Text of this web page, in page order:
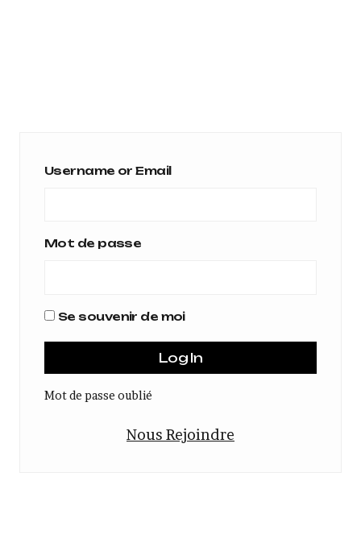
Username or Email
Mot de passe
Se souvenir de moi
Mot de passe oublié
Nous Rejoindre